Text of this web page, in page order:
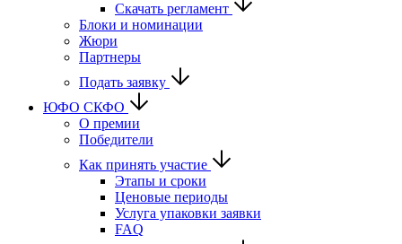
Скачать регламент
Блоки и номинации
Жюри
Партнеры
Подать заявку
ЮФО СКФО
О премии
Победители
Как принять участие
Этапы и сроки
Ценовые периоды
Услуга упаковки заявки
FAQ